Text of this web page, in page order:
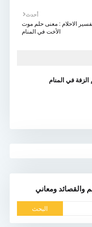
أحدث
الاحلام : معنى حلم موت
الأخت في المنام
في المنام
والقصائد ومعاني